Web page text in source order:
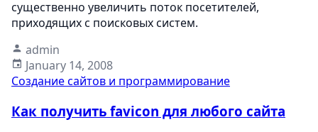
существенно увеличить поток посетителей,
приходящих с поисковых систем.
admin
January 14, 2008
Создание сайтов и программирование
Как получить favicon для любого сайта